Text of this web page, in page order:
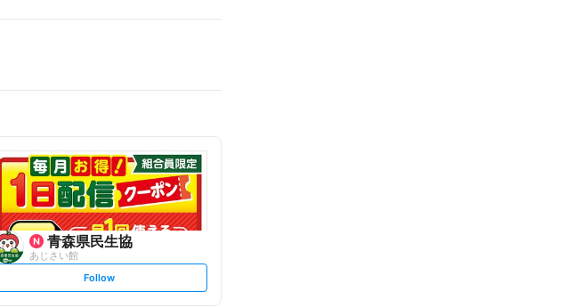
青森県民生協
あじさい館
s
t
Follow